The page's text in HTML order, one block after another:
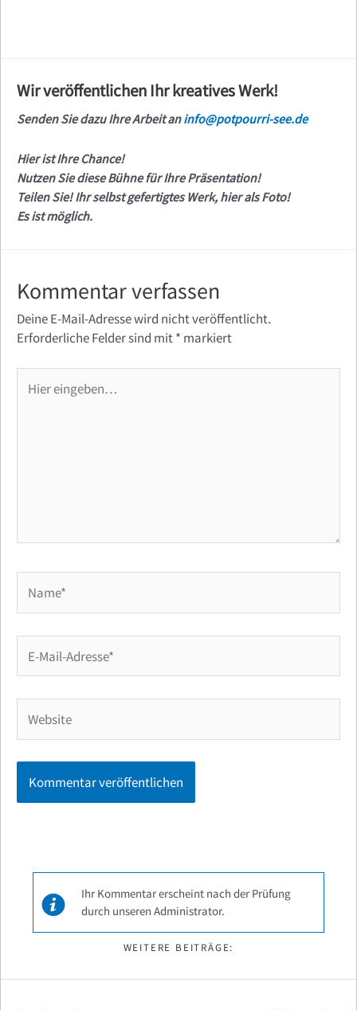
Wir veröffentlichen Ihr kreatives Werk!
Senden Sie dazu Ihre Arbeit aninfo@potpourri-see.de
Hier ist Ihre Chance!
Nutzen Sie diese Bühne für Ihre Präsentation!
Teilen Sie! Ihr selbst gefertigtes Werk, hier als Foto!
Es ist möglich.
Kommentar verfassen
Deine E-Mail-Adresse wird nicht veröffentlicht.
Erforderliche Felder sind mit* markiert
eingeben…
Mail-
Adresse*
Ihr Kommentar erscheint nach der Prüfung
durch unseren Administrator.
WEITERE BEITRÄGE: